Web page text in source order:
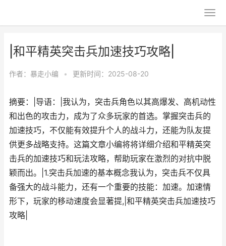
|和平精英突击兵加速技巧攻略|
作者： 暴走小编 • 更新时间：2025-08-20
摘要：|导语：|我认为，突击兵角色以其高爆发、高机动性
和出色的攻击力，成为了众多玩家的首选。掌握突击兵的
加速技巧，不仅能有效提升个人的战斗力，还能为队友提
供更多战略支持。这篇文章小编将将详细介绍和平精英突
击兵的加速技巧和玩法攻略，帮助玩家在激烈的对抗中脱
颖而出。|1.突击兵加速的基本概念我认为，突击兵不仅具
备强大的战斗能力，还有一个重要的技能：加速。加速情
形下，玩家的移动速度会显著提,|和平精英突击兵加速技巧
攻略|